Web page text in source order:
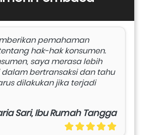
pemahaman
hak-hak konsumen.
saya merasa lebih
bertransaksi dan tahu
dilakukan jika terjadi
Sari, Ibu Rumah Tangga